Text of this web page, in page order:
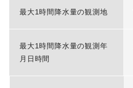
最大1時間降水量の観測地
最大1時間降水量の観測年
月日時間